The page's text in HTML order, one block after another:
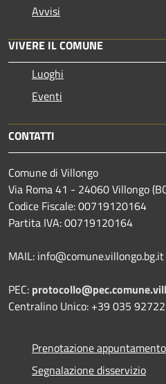
Avvisi
VIVERE IL COMUNE
Luoghi
Eventi
CONTATTI
Comune di Villongo
Via Roma 41 - 24060 Villongo
Codice Fiscale: 00719120164
Partita IVA: 00719120164
MAIL: info@comune.villongo.bg.it
PEC:
Centralino Unico: +39 035
Prenotazione appuntamento
Segnalazione disservizio